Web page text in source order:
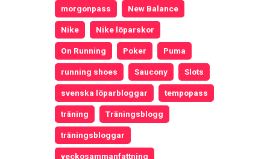
morgonpass New Balance
Nike Nike löparskor
On Running Poker Puma
running shoes Saucony Slots
svenska löparbloggar tempopass
träning Träningsblogg
träningsbloggar
veckosammanfattning